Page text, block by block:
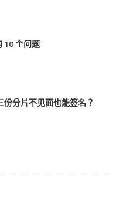
10 个问题
份分片不见面也能签名？